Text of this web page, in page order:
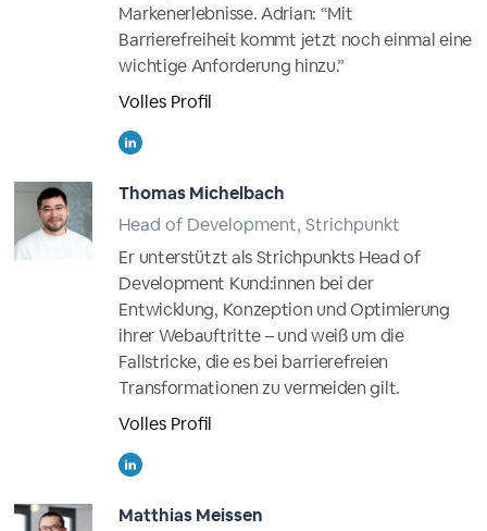
Markenerlebnisse. Adrian: “Mit
Barrierefreiheit kommt jetzt noch einmal eine
wichtige Anforderung hinzu.”
Volles Profil
Thomas Michelbach
Head of Development, Strichpunkt
Er unterstützt als Strichpunkts Head of
Development Kund:innen bei der
Entwicklung, Konzeption und Optimierung
ihrer Webauftritte – und weiß um die
Fallstricke, die es bei barrierefreien
Transformationen zu vermeiden gilt.
Volles Profil
Matthias Meissen